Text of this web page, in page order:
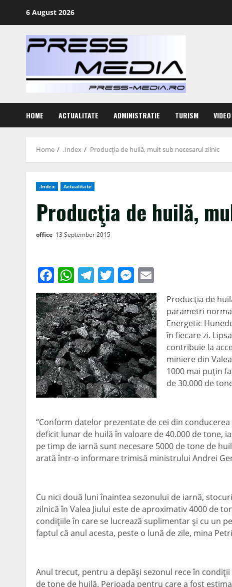
6 August 2026
HOME ACTUALITATE ADMINISTRATIE TURISM VIDEO
Home .Index Producţia de huilă, mult sub necesarul zilnic
.Index Actualitate
Producţia de huilă,
office 13 September 2015
Facebook
WhatsApp
Telegram
TwitterMessenger
Producţia de
parametri
Energetic
în fiecare zi.
contribuie la
miniere din
1000 mai puţin
de 30.000 de
“Conform datelor prezentate de cei din
deficit lunar de huilă în valoare de 40.000 de tone,
pe timp de iarnă sunt necesare 5000 de tone de
arată într-o informare trimisă ministrului Andrei
Cu nici două luni înaintea sezonului de iarnă,
zilnică în Valea Jiului este de aproximativ 4000 de
condiţiile în care se lucrează suplimentar şi cu un
faptul că anul acesta, peste o lună de zile, mina
Anul trecut, pentru a depăşi sezonul rece în
de tone de huilă. Perioada pentru care a fost